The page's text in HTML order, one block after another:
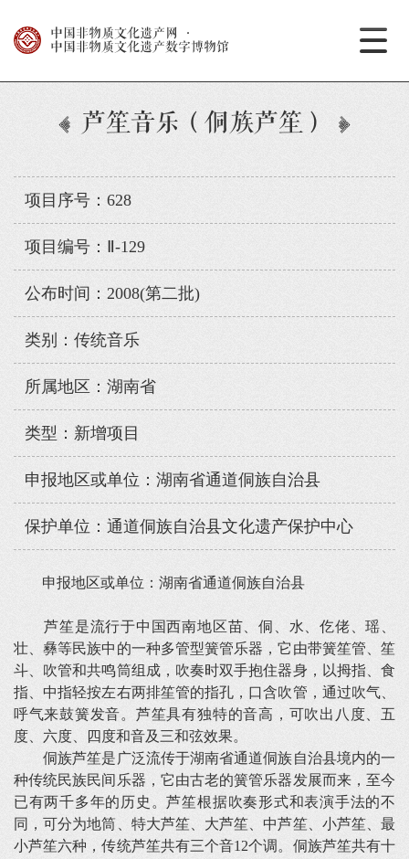
中国非物质文化遗产网
·
中国非物质文化遗产数字博物馆
芦笙音乐（侗族芦笙）
项目序号：628
项目编号：Ⅱ-129
公布时间：2008(第二批)
类别：传统音乐
所属地区：湖南省
类型：新增项目
申报地区或单位：湖南省通道侗族自治县
保护单位：通道侗族自治县文化遗产保护中心
申报地区或单位：湖南省通道侗族自治县
芦笙是流行于中国西南地区苗、侗、水、仡佬、瑶、
壮、彝等民族中的一种多管型簧管乐器，它由带簧笙管、笙
斗、吹管和共鸣筒组成，吹奏时双手抱住器身，以拇指、食
指、中指轻按左右两排笙管的指孔，口含吹管，通过吹气、
呼气来鼓簧发音。芦笙具有独特的音高，可吹出八度、五
度、六度、四度和音及三和弦效果。
侗族芦笙是广泛流传于湖南省通道侗族自治县境内的一
种传统民族民间乐器，它由古老的簧管乐器发展而来，至今
已有两千多年的历史。芦笙根据吹奏形式和表演手法的不
同，可分为地筒、特大芦笙、大芦笙、中芦笙、小芦笙、最
小芦笙六种，传统芦笙共有三个音12个调。侗族芦笙共有十